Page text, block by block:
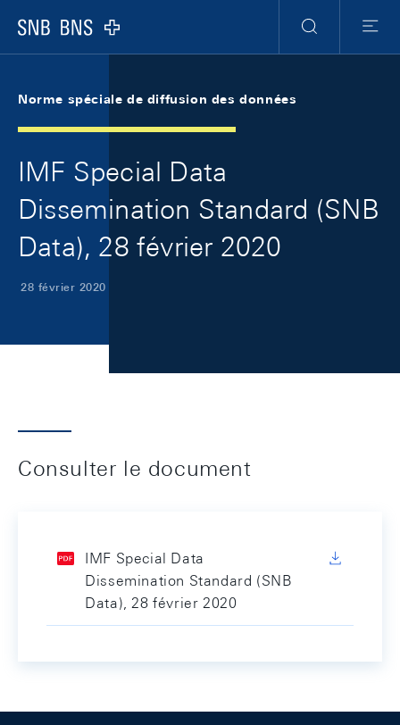
Logo
RechercheMenu
Norme spéciale de diffusion des données
IMF Special Data
Dissemination Standard (SNB
Data), 28 février 2020
28 février 2020
Consulter le document
IMF Special Data
Dissemination Standard (SNB
Data), 28 février 2020